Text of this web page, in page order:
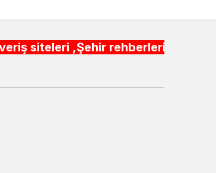
siteleri ,Şehir rehberleri ,